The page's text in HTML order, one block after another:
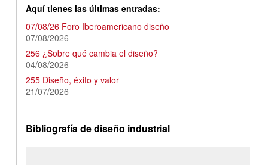
Aquí tienes las últimas entradas:
07/08/26 Foro Iberoamericano diseño
07/08/2026
256 ¿Sobre qué cambia el diseño?
04/08/2026
255 Diseño, éxito y valor
21/07/2026
Bibliografía de diseño industrial